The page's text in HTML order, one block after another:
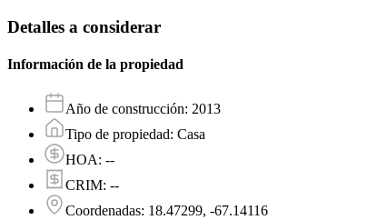
Detalles a considerar
Información de la propiedad
Año de construcción: 2013
Tipo de propiedad: Casa
HOA: --
CRIM: --
Coordenadas: 18.47299, -67.14116